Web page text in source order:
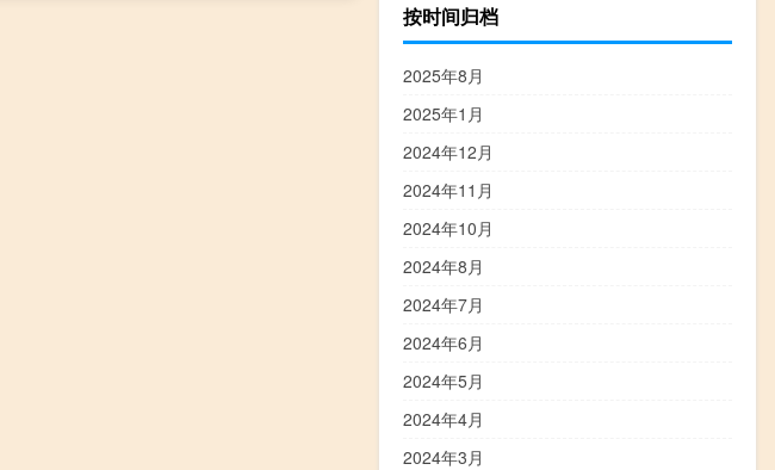
按时间归档
2025年8月
2025年1月
2024年12月
2024年11月
2024年10月
2024年8月
2024年7月
2024年6月
2024年5月
2024年4月
2024年3月